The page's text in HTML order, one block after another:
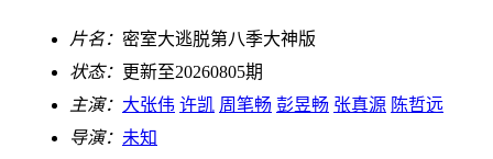
片名： 密室大逃脱第八季大神版
状态： 更新至20260805期
主演： 大张伟 许凯 周笔畅 彭昱畅 张真源 陈哲远
导演： 未知